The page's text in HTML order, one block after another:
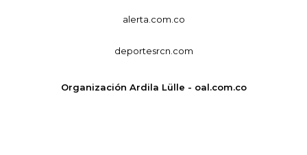
alerta.com.co
deportesrcn.com
Organización Ardila Lülle - oal.com.co